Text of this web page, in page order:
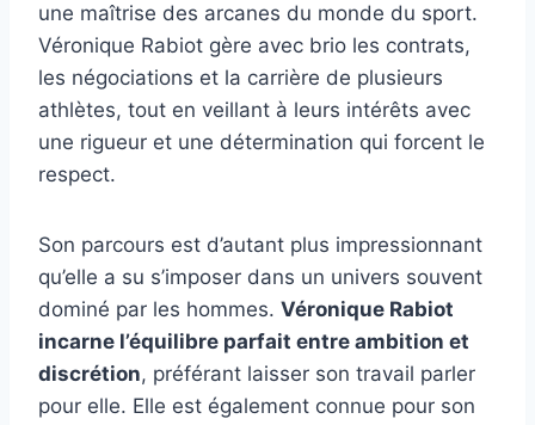
une maîtrise des arcanes du monde du sport.
Véronique Rabiot gère avec brio les contrats,
les négociations et la carrière de plusieurs
athlètes, tout en veillant à leurs intérêts avec
une rigueur et une détermination qui forcent le
respect.
Son parcours est d’autant plus impressionnant
qu’elle a su s’imposer dans un univers souvent
dominé par les hommes. Véronique Rabiot
incarne l’équilibre parfait entre ambition et
discrétion, préférant laisser son travail parler
pour elle. Elle est également connue pour son